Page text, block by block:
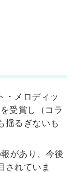
・メロディッ
受賞し（コラ
揺るぎないも
があり、今後
されていま